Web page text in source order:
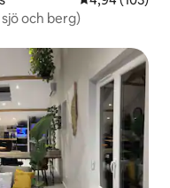
och berg)